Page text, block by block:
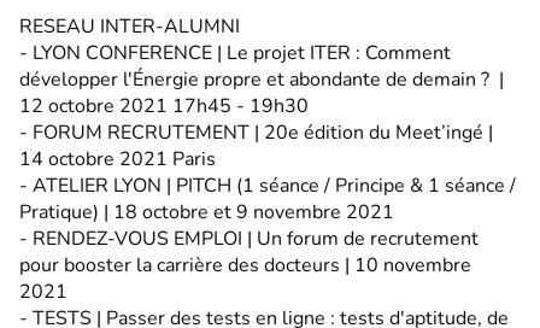
RESEAU INTER-ALUMNI
- LYON CONFERENCE | Le projet ITER : Comment
développer l'Énergie propre et abondante de demain ? |
12 octobre 2021 17h45 - 19h30
- FORUM RECRUTEMENT | 20e édition du Meet’ingé |
14 octobre 2021 Paris
- ATELIER LYON | PITCH (1 séance / Principe & 1 séance /
Pratique) | 18 octobre et 9 novembre 2021
- RENDEZ-VOUS EMPLOI | Un forum de recrutement
pour booster la carrière des docteurs | 10 novembre
2021
- TESTS | Passer des tests en ligne : tests d'aptitude, de